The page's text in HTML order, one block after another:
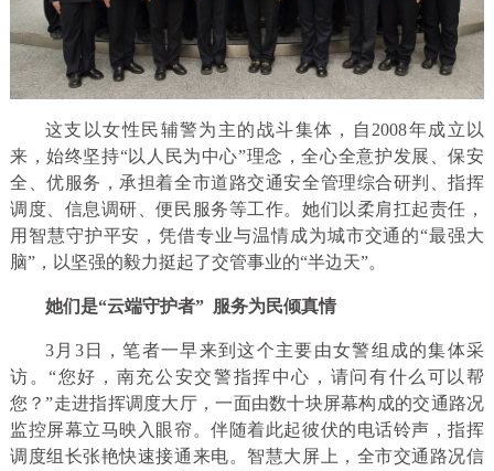
这支以女性民辅警为主的战斗集体，自2008年成立以
来，始终坚持“以人民为中心”理念，全心全意护发展、保安
全、优服务，承担着全市道路交通安全管理综合研判、指挥
调度、信息调研、便民服务等工作。她们以柔肩扛起责任，
用智慧守护平安，凭借专业与温情成为城市交通的“最强大
脑”，以坚强的毅力挺起了交管事业的“半边天”。
她们是“云端守护者” 服务为民倾真情
3月3日，笔者一早来到这个主要由女警组成的集体采
访。“您好，南充公安交警指挥中心，请问有什么可以帮
您？”走进指挥调度大厅，一面由数十块屏幕构成的交通路况
监控屏幕立马映入眼帘。伴随着此起彼伏的电话铃声，指挥
调度组长张艳快速接通来电。智慧大屏上，全市交通路况信